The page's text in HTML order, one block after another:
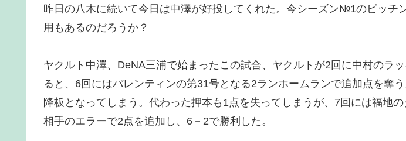
昨日の八木に続いて今日は中澤が好投してくれた。今シーズン№1のピッチ
用もあるのだろうか？
ヤクルト中澤、DeNA三浦で始まったこの試合、ヤクルトが2回に中村のラ
ると、6回にはバレンティンの第31号となる2ランホームランで追加点を奪
降板となってしまう。代わった押本も1点を失ってしまうが、7回には福地
相手のエラーで2点を追加し、6－2で勝利した。